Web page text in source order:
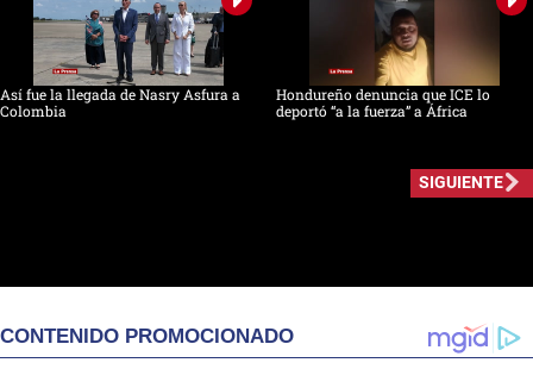
Así fue la llegada de Nasry Asfura a
Colombia
Hondureño denuncia que ICE lo
deportó “a la fuerza” a África
SIGUIENTE
CONTENIDO PROMOCIONADO